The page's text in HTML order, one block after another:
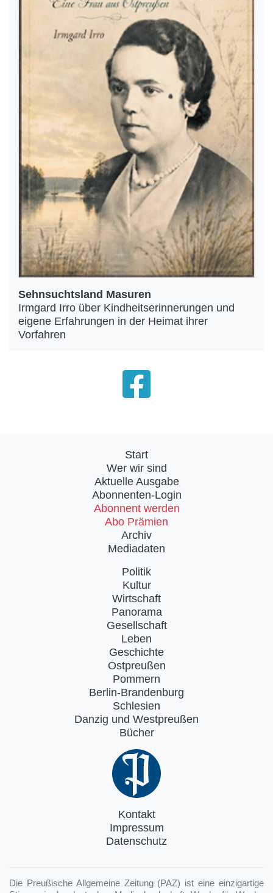
Sehnsuchtsland Masuren
Irmgard Irro über Kindheitserinnerungen und
eigene Erfahrungen in der Heimat ihrer
Vorfahren
Start
Wer wir sind
Aktuelle Ausgabe
Abonnenten-Login
Abonnent werden
Abo Prämien
Archiv
Mediadaten
Politik
Kultur
Wirtschaft
Panorama
Gesellschaft
Leben
Geschichte
Ostpreußen
Pommern
Berlin-Brandenburg
Schlesien
Danzig und Westpreußen
Bücher
Kontakt
Impressum
Datenschutz
Die Preußische Allgemeine Zeitung (PAZ) ist eine einzigartige